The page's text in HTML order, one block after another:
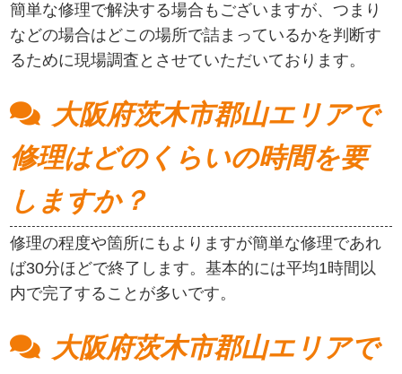
簡単な修理で解決する場合もございますが、つまり
などの場合はどこの場所で詰まっているかを判断す
るために現場調査とさせていただいております。
大阪府茨木市郡山エリアで
修理はどのくらいの時間を要
しますか？
修理の程度や箇所にもよりますが簡単な修理であれ
ば30分ほどで終了します。基本的には平均1時間以
内で完了することが多いです。
大阪府茨木市郡山エリアで